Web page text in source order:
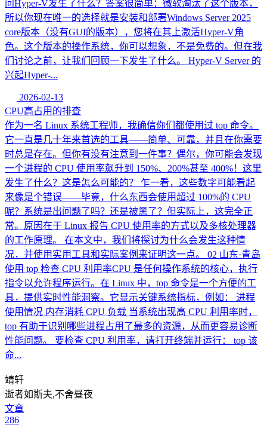
问Hyper-V发生了什么？答案很简单：微软淘汰了这个版本，
所以你现在唯一的选择就是安装和部署Windows Server 2025
core版本（没有GUI的版本），您将在其上激活Hyper-V角
色。这个版本的操作系统，你可以想象，不是免费的。但在我
们讨论之前，让我们回顾一下发生了什么。 Hyper-V Server 的
兴起Hyper-...
2026-02-13
CPU高占用的排查
作为一名 Linux 系统工程师，我确信你们都使用过 top 命令。
它一直是几十年来首选的工具——简单、可靠，并且在你需要
时总是存在。但你有没有注意到一件事？偶尔，你可能会发现
一个进程的 CPU 使用率飙升到 150%、200%甚至 400%！这里
发生了什么？这是怎么可能的？ 乍一看，这些数字可能看起
来像是个错误——毕竟，什么东西会使用超过 100%的 CPU
呢？系统是出问题了吗？还是被黑了？但实际上，这完全正
常。原因在于 Linux 报告 CPU 使用率的方式以及多核处理器
的工作原理。 在本文中，我们将探讨为什么会发生这种情
况，并使用实用工具和实际案例来证明这一点。 02 山东·青岛
使用 top 检查 CPU 利用率CPU 是任何操作系统的核心，执行
指令以允许程序运行。在 Linux 中，top 命令是一个方便的工
具，提供实时性能洞察。它显示关键系统指标，例如： 进程
使用情况 内存消耗 CPU 负载 当系统出现高 CPU 利用率时，
top 有助于识别哪些进程占用了最多的资源，从而更容易诊断
性能问题。 要检查 CPU 利用率，请打开终端并运行： top 该
命...
靖轩
逝者如斯夫,不舍昼夜
文章
286